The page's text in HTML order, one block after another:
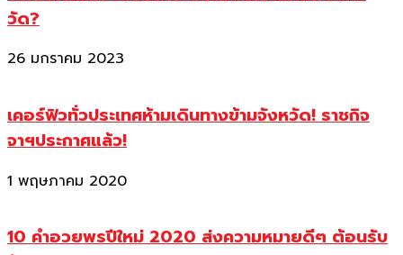
วัด?
26 มกราคม 2023
เคอร์ฟิวทั่วประเทศห้ามเดินทางข้ามจังหวัด! ราชกิจ
จาฯประกาศแล้ว!
1 พฤษภาคม 2020
10 คำอวยพรปีใหม่ 2020 ส่งความหมายดีๆ ต้อนรับ